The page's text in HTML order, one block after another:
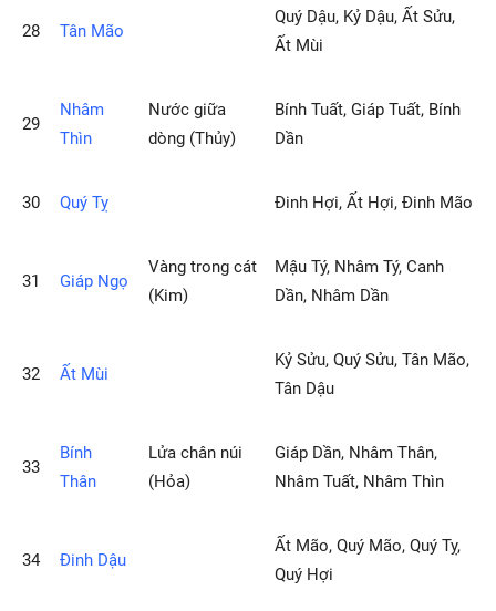
28 Tân Mão
Quý Dậu, Kỷ Dậu, Ất Sửu,
Ất Mùi
29
Nhâm
Thìn
Nước giữa
dòng (Thủy)
Bính Tuất, Giáp Tuất, Bính
Dần
30 Quý Tỵ Ðinh Hợi, Ất Hợi, Đinh Mão
31 Giáp Ngọ
Vàng trong cát
(Kim)
Mậu Tý, Nhâm Tý, Canh
Dần, Nhâm Dần
32 Ất Mùi
Kỷ Sửu, Quý Sửu, Tân Mão,
Tân Dậu
33
Bính
Thân
Lửa chân núi
(Hỏa)
Giáp Dần, Nhâm Thân,
Nhâm Tuất, Nhâm Thìn
34 Ðinh Dậu
Ất Mão, Quý Mão, Quý Tỵ,
Quý Hợi